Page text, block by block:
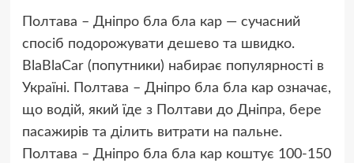
Полтава – Дніпро бла бла кар — сучасний
спосіб подорожувати дешево та швидко.
BlaBlaCar (попутники) набирає популярності в
Україні. Полтава – Дніпро бла бла кар означає,
що водій, який їде з Полтави до Дніпра, бере
пасажирів та ділить витрати на пальне.
Полтава – Дніпро бла бла кар коштує 100-150